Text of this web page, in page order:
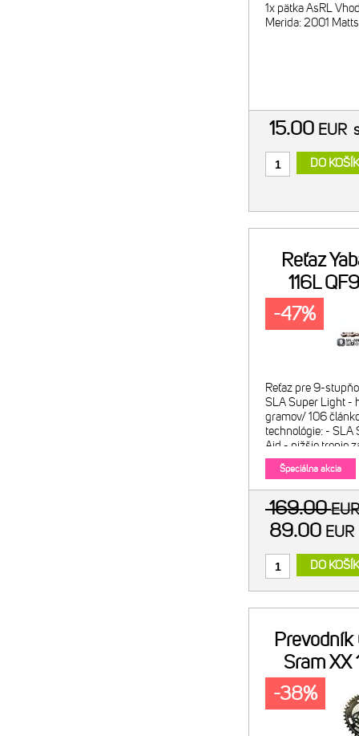
1x pätka AsRL
Merida: 2001
15.00 EUR
DO
Reťaz
116L
Reťaz pre 9-
SLA Super Light -
gramov/ 106
technológie: -
Aid - nižšie trenie
PTFE Teflon;
Špeciálna akcia
-47%
169.00
89.00
DO
Sram XX
-38%